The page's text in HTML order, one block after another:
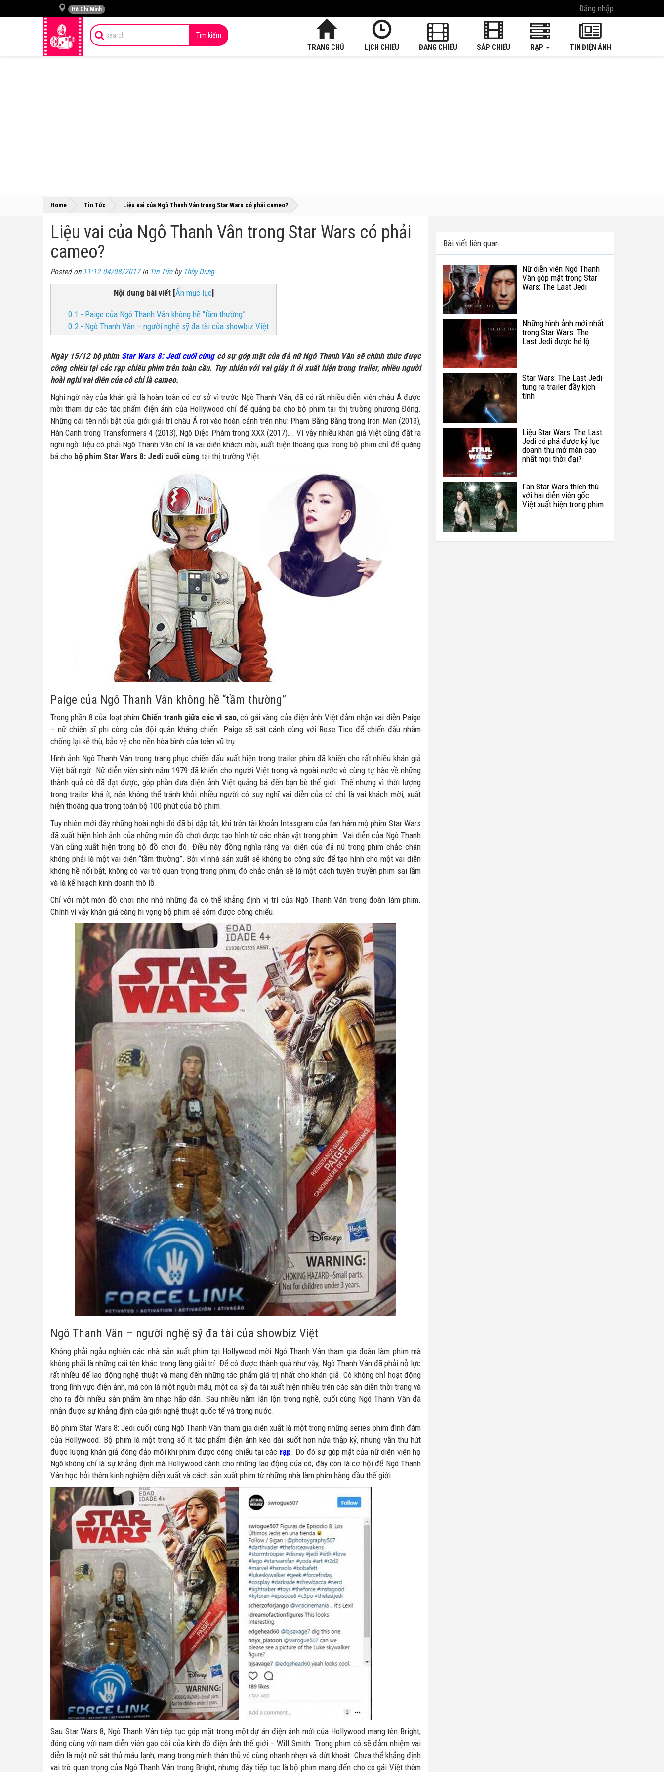
Hồ Chí Minh Đăng nhập
Tìm kiếm
TRANG CHỦ LỊCH CHIẾU ĐANG CHIẾU SẮP CHIẾU RẠP TIN ĐIỆN ẢNH
Home »
Tin Tức »
Liệu vai của Ngô Thanh Vân trong Star Wars có phải cameo?
Liệu vai của Ngô Thanh Vân trong Star Wars có phải
cameo?
Posted on 11:12 04/08/2017in Tin Tứcby Thùy Dung
Nội dung bài viết[Ẩn mục lục]
0.1 - Paige của Ngô Thanh Vân không hề “tầm thường”
0.2 - Ngô Thanh Vân – người nghệ sỹ đa tài của showbiz Việt
Ngày 15/12 bộ phim Star Wars 8: Jedi cuối cùngcó sự góp mặt của đả nữ Ngô Thanh Vân sẽ chính thức được
công chiếu tại các rạp chiếu phim trên toàn cầu. Tuy nhiên với vai giây ít ỏi xuất hiện trong trailer, nhiều người
hoài nghi vai diễn của cô chỉ là cameo.
Nghi ngờ này của khán giả là hoàn toàn có cơ sở vì trước Ngô Thanh Vân, đã có rất nhiều diễn viên châu Á được
mời tham dự các tác phẩm điện ảnh của Hollywood chỉ để quảng bá cho bộ phim tại thị trường phương Đông.
Những cái tên nổi bật của giới giải trí châu Á rơi vào hoàn cảnh trên như: Phạm Băng Băng trong Iron Man (2013),
Hàn Canh trong Transformers 4 (2013), Ngô Diệc Phàm trong XXX (2017)…. Vì vậy nhiều khán giả Việt cũng đặt ra
nghi ngờ: liệu có phải Ngô Thanh Vân chỉ là vai diễn khách mời, xuất hiện thoáng qua trong bộ phim chỉ để quáng
bá cho bộ phim Star Wars 8: Jedi cuối cùng tại thị trường Việt.
Paige của Ngô Thanh Vân không hề “tầm thường”
Trong phần 8 của loạt phim Chiến tranh giữa các vì sao, cô gái vàng của điện ảnh Việt đảm nhận vai diễn Paige
– nữ chiến sĩ phi công của đội quân kháng chiến. Paige sẽ sát cánh cùng với Rose Tico để chiến đấu nhằm
chống lại kẻ thù, bảo vệ cho nền hòa bình của toàn vũ trụ.
Hình ảnh Ngô Thanh Vân trong trang phục chiến đấu xuất hiện trong trailer phim đã khiến cho rất nhiều khán giả
Việt bất ngờ. Nữ diễn viên sinh năm 1979 đã khiến cho người Việt trong và ngoài nước vô cùng tự hào về những
thành quả cô đã đạt được, góp phần đưa điện ảnh Việt quảng bá đến bạn bè thế giới. Thế nhưng vì thời lượng
trong trailer khá ít, nên không thể tránh khỏi nhiều người có suy nghĩ vai diễn của cô chỉ là vai khách mời, xuất
hiện thoáng qua trong toàn bộ 100 phút của bộ phim.
Tuy nhiên mới đây những hoài nghi đó đã bị dập tắt, khi trên tài khoản Intasgram của fan hâm mộ phim Star Wars
đã xuất hiện hình ảnh của những món đồ chơi được tạo hình từ các nhân vật trong phim. Vai diễn của Ngô Thanh
Vân cũng xuất hiện trong bộ đồ chơi đó. Điều này đồng nghĩa rằng vai diễn của đả nữ trong phim chắc chắn
không phải là một vai diễn “tầm thường”. Bởi vì nhà sản xuất sẽ không bỏ công sức để tạo hình cho một vai diễn
không hề nổi bật, không có vai trò quan trọng trong phim; đó chắc chắn sẽ là một cách tuyên truyền phim sai lầm
và là kế hoạch kinh doanh thô lỗ.
Chỉ với một món đồ chơi nho nhỏ những đã có thể khẳng định vị trí của Ngô Thanh Vân trong đoàn làm phim.
Chính vì vậy khán giả càng hi vọng bộ phim sẽ sớm được công chiếu.
Ngô Thanh Vân – người nghệ sỹ đa tài của showbiz Việt
Không phải ngẫu nghiên các nhà sản xuất phim tại Hollywood mời Ngô Thanh Vân tham gia đoàn làm phim mà
không phải là những cái tên khác trong làng giải trí. Để có được thành quả như vậy, Ngô Thanh Vân đã phải nỗ lực
rất nhiều để lao động nghệ thuật và mang đến những tác phẩm giá trị nhất cho khán giả. Cô không chỉ hoạt động
trong lĩnh vực điện ảnh, mà còn là một người mẫu, một ca sỹ đa tài xuất hiện nhiều trên các sàn diễn thời trang và
cho ra đời nhiều sản phẩm âm nhạc hấp dẫn. Sau nhiều năm lăn lộn trong nghề, cuối cùng Ngô Thanh Vân đã
nhận được sự khẳng định của giới nghệ thuật quốc tế và trong nước.
Bộ phim Star Wars 8: Jedi cuối cùng Ngô Thanh Vân tham gia diễn xuất là một trong những series phim đình đám
của Hollywood. Bộ phim là một trong số ít tác phẩm điện ảnh kéo dài suốt hơn nửa thập kỷ, nhưng vẫn thu hút
được lượng khán giả đông đảo mỗi khi phim được công chiếu tại các rạp. Do đó sự góp mặt của nữ diễn viên họ
Ngô không chỉ là sự khẳng định mà Hollywood dành cho những lao động của cô; đây còn là cơ hội để Ngô Thanh
Vân học hỏi thêm kinh nghiệm diễn xuất và cách sản xuất phim từ những nhà làm phim hàng đầu thế giới.
Sau Star Wars 8, Ngô Thanh Vân tiếp tục góp mặt trong một dự án điện ảnh mới của Hollywood mang tên Bright,
đóng cùng với nam diễn viên gạo cội của kinh đô điện ảnh thế giới – Will Smith. Trong phim cô sẽ đảm nhiệm vai
diễn là một nữ sát thủ máu lạnh, mang trong mình thân thủ vô cùng nhanh nhẹn và dứt khoát. Chưa thể khẳng định
vai trò quan trọng của Ngô Thanh Vân trong Bright, nhưng đây tiếp tục là bộ phim mang đến cho cô gái Việt thêm
Bài viết liên quan
Nữ diễn viên Ngô Thanh
Vân góp mặt trong Star
Wars: The Last Jedi
Những hình ảnh mới nhất
trong Star Wars: The
Last Jedi được hé lộ
Star Wars: The Last Jedi
tung ra trailer đầy kịch
tính
Liệu Star Wars: The Last
Jedi có phá được kỷ lục
doanh thu mở màn cao
nhất mọi thời đại?
Fan Star Wars thích thú
với hai diễn viên gốc
Việt xuất hiện trong phim